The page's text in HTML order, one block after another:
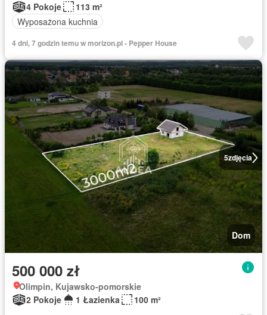
4 Pokoje
113 m²
Wyposażona kuchnia
4 dni, 7 godzin temu w morizon.pl - Pepper House
5zdjęcia
Dom
500 000 zł
Olimpin, Kujawsko-pomorskie
2 Pokoje
1 Łazienka 100 m²